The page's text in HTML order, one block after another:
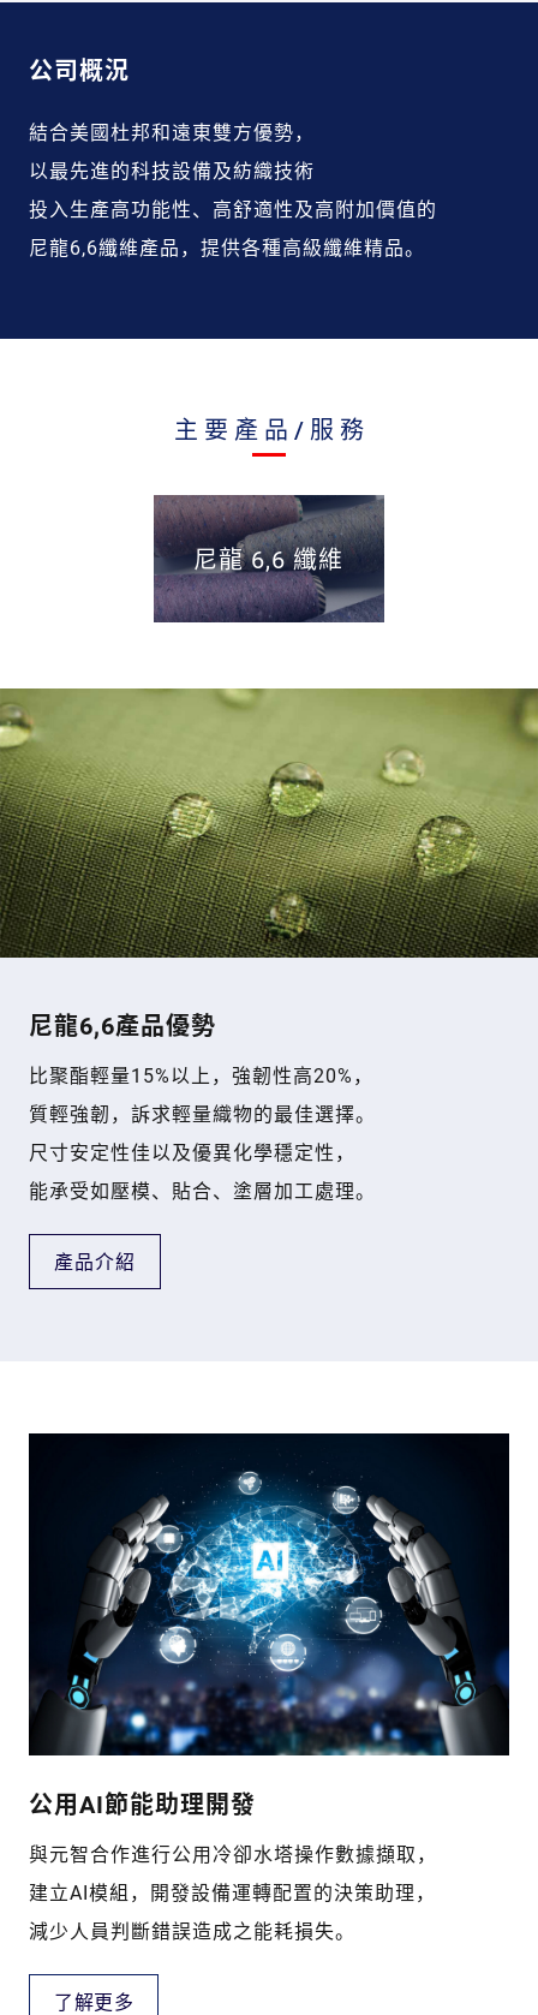
公司概況
結合美國杜邦和遠東雙方優勢，
以最先進的科技設備及紡織技術
投入生產高功能性、高舒適性及高附加價值的
尼龍6,6纖維產品，提供各種高級纖維精品。
主要產品/服務
尼龍 6,6 纖維
尼龍6,6產品優勢
比聚酯輕量15%以上，強韌性高20%，
質輕強韌，訴求輕量織物的最佳選擇。
尺寸安定性佳以及優異化學穩定性，
能承受如壓模、貼合、塗層加工處理。
產品介紹
公用AI節能助理開發
與元智合作進行公用冷卻水塔操作數據擷取，
建立AI模組，開發設備運轉配置的決策助理，
減少人員判斷錯誤造成之能耗損失。
了解更多